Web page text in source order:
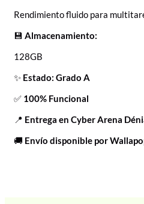
Rendimiento fluido para
💾 Almacenamiento:
128GB
✨ Estado: Grado A
✅ 100% Funcional
📍 Entrega en Cyber Arena
🚚 Envío disponible por